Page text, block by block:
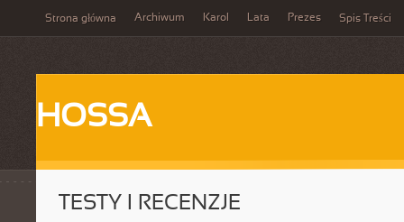
Strona główna Archiwum Karol Lata Prezes Spis Treści
HOSSA
TESTY I RECENZJE